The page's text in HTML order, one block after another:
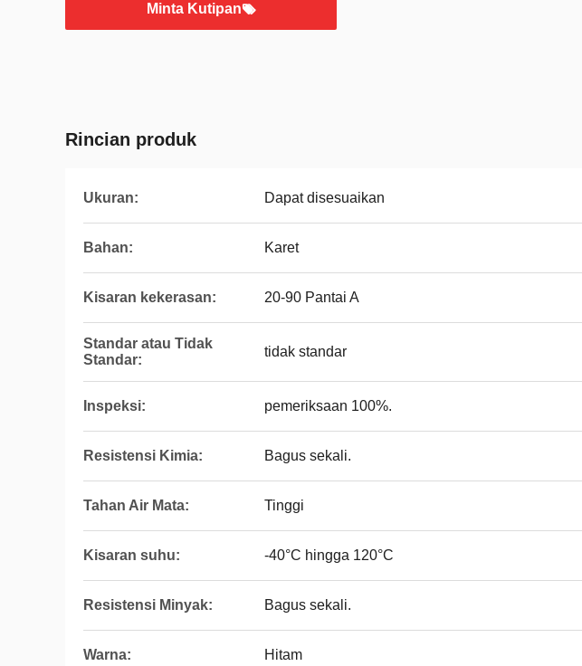
Minta Kutipan
Rincian produk
Ukuran: Dapat disesuaikan
Bahan: Karet
Kisaran kekerasan: 20-90 Pantai A
Standar atau Tidak
Standar:
tidak standar
Inspeksi: pemeriksaan 100%.
Resistensi Kimia: Bagus sekali.
Tahan Air Mata: Tinggi
Kisaran suhu: -40°C hingga 120°C
Resistensi Minyak: Bagus sekali.
Warna: Hitam